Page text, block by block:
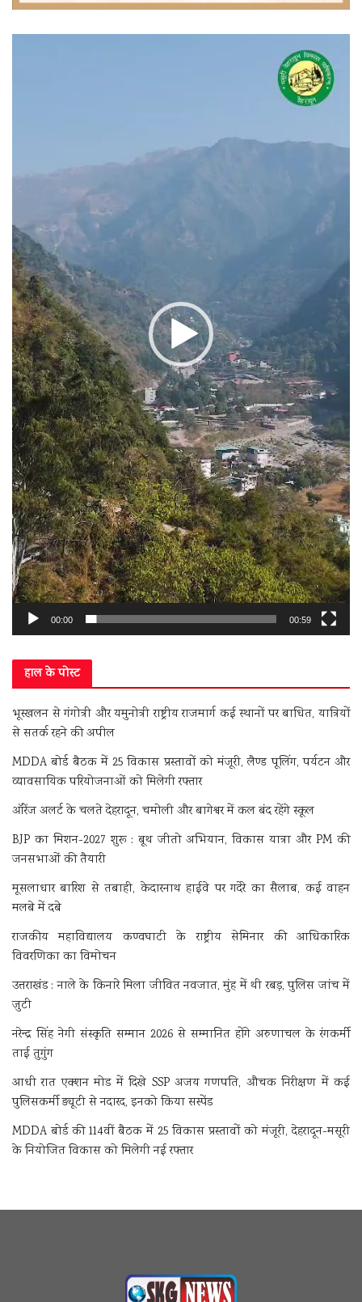
00:00 00:59
हाल के पोस्ट
भूस्खलन से गंगोत्री और यमुनोत्री राष्ट्रीय राजमार्ग कई स्थानों पर बाधित, यात्रियों
से सतर्क रहने की अपील
MDDA बोर्ड बैठक में 25 विकास प्रस्तावों को मंजूरी, लैण्ड पूलिंग, पर्यटन और
व्यावसायिक परियोजनाओं को मिलेगी रफ्तार
ऑरेंज अलर्ट के चलते देहरादून, चमोली और बागेश्वर में कल बंद रहेंगे स्कूल
BJP का मिशन-2027 शुरू : बूथ जीतो अभियान, विकास यात्रा और PM की
जनसभाओं की तैयारी
मूसलाधार बारिश से तबाही, केदारनाथ हाईवे पर गदेरे का सैलाब, कई वाहन
मलबे में दबे
राजकीय महाविद्यालय कण्वघाटी के राष्ट्रीय सेमिनार की आधिकारिक
विवरणिका का विमोचन
उत्तराखंड : नाले के किनारे मिला जीवित नवजात, मुंह में थी रबड़, पुलिस जांच में
जुटी
नरेन्द्र सिंह नेगी संस्कृति सम्मान 2026 से सम्मानित होंगे अरुणाचल के रंगकर्मी
ताई तुगुंग
आधी रात एक्शन मोड में दिखे SSP अजय गणपति, औचक निरीक्षण में कई
पुलिसकर्मी ड्यूटी से नदारद, इनको किया सस्पेंड
MDDA बोर्ड की 114वीं बैठक में 25 विकास प्रस्तावों को मंजूरी, देहरादून-मसूरी
के नियोजित विकास को मिलेगी नई रफ्तार